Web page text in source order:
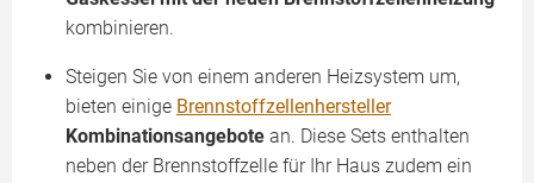
kombinieren.
Steigen Sie von einem anderen Heizsystem um,
bieten einige Brennstoffzellenhersteller
Kombinationsangebote an. Diese Sets enthalten
neben der Brennstoffzelle für Ihr Haus zudem ein